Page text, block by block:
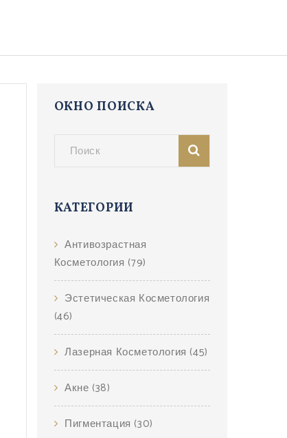
ОКНО ПОИСКА
КАТЕГОРИИ
Антивозрастная
Косметология (79)
Эстетическая Косметология
(46)
Лазерная Косметология (45)
Акне (38)
Пигментация (30)